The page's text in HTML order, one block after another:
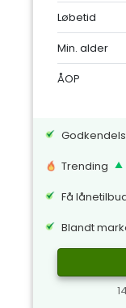
Løbetid
Min. alder
ÅOP
Trending
Få
Blandt